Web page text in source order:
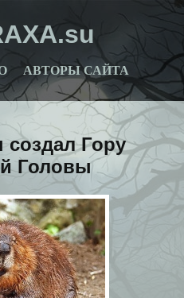
АВТОРЫ САЙТА
создал Гору
Головы